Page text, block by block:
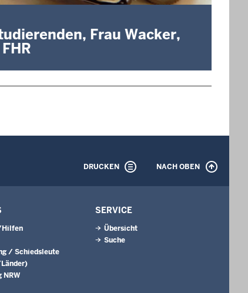
Frau Wacker,
DRUCKEN NACH OBEN
Hilfen
/ Schiedsleute
NRW
SERVICE
Übersicht
Suche